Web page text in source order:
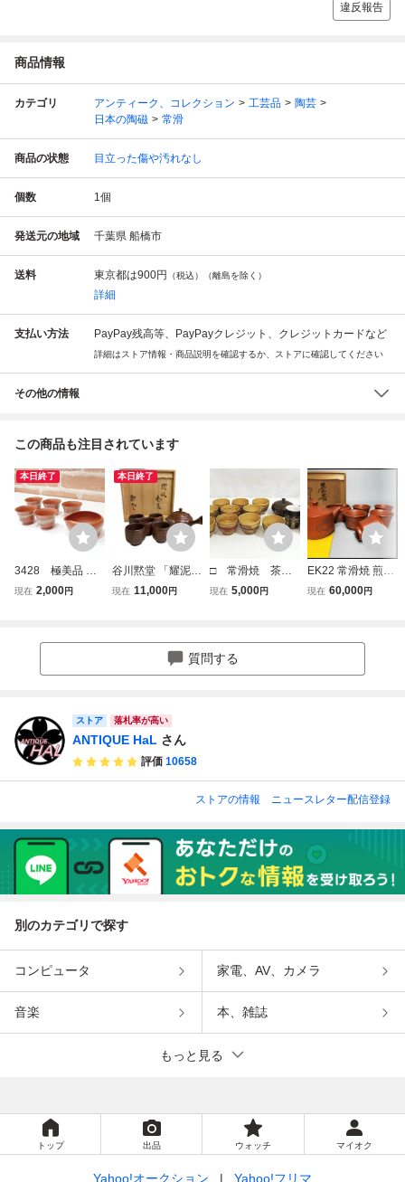
違反報告
商品情報
カテゴリ アンティーク、コレクション 工芸品
陶芸
日本の陶磁
常滑
商品の状態 目立った傷や汚れなし
個数 1個
発送元の地域 千葉県 船橋市
送料 東京都は900円 （税込）（離島を除く）
詳細
支払い方法 PayPay残高等、PayPayクレジット、クレジットカードなど
詳細はストア情報・商品説明を確認するか、ストアに確認してください
その他の情報
この商品も注目されています
本日終了
3428 極美品 常
滑焼 陽山造 朱泥
現在 2,000円
本日終了
谷川黙堂 「耀泥茶
器」 共箱 常滑焼
現在 11,000円
□ 常滑焼 茶
器 まとめ 計13
道具 陶芸 陶
磁 骨董 食器
現在 5,000円
EK22 常滑焼 煎茶
器揃 吉川雪堂 作
現在 60,000円
質問する
ストア 落札率が高い
ANTIQUE HaL さん
評価 10658
ストアの情報 ニュースレター配信登録
別のカテゴリで探す
コンピュータ 家電、AV、カメラ
音楽 本、雑誌
もっと見る
トップ 出品 ウォッチ マイオク
Yahoo!オークション Yahoo!フリマ